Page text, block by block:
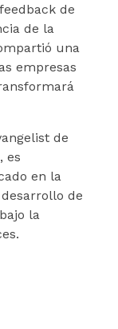
de
de la
una
empresas
de
es
en la
de
la